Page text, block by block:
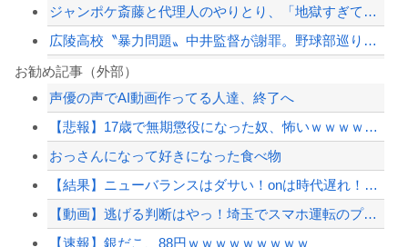
ジャンポケ斎藤と代理人のやりとり、「地獄すぎて完全にコントになってる……」と衝撃...
広陵高校〝暴力問題〟中井監督が謝罪。野球部巡り昨年退任「深く反省」
中国外務省「日本は原爆落とされて当然。どの国も同情なんかしない」
【配信者】「金バエ」のSNS更新が1週間途絶え、様々な憶測が飛び交う。1週間ぶり...
【緊急速報】NYで警官が黒人男性の首を絞め、暴動第二波不可避へ
お勧め記事（外部）
声優の声でAI動画作ってる人達、終了へ
【悲報】17歳で無期懲役になった奴、怖いｗｗｗｗｗｗｗｗｗｗｗｗｗｗｗｗｗｗｗｗ...
おっさんになって好きになった食べ物
【結果】ニューバランスはダサい！onは時代遅れ！サロモンを買え！って言われたから...
【動画】逃げる判断はやっ！埼玉でスマホ運転のプリウスに当て逃げされる車載。
【速報】銀だこ、88円ｗｗｗｗｗｗｗｗｗ